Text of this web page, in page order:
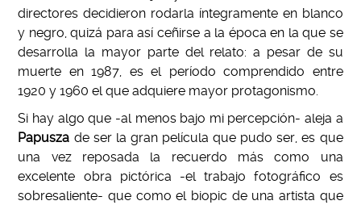
directores decidieron rodarla íntegramente en blanco
y negro, quizá para así ceñirse a la época en la que se
desarrolla la mayor parte del relato: a pesar de su
muerte en 1987, es el período comprendido entre
1920 y 1960 el que adquiere mayor protagonismo.
Si hay algo que -al menos bajo mi percepción- aleja a
Papusza de ser la gran película que pudo ser, es que
una vez reposada la recuerdo más como una
excelente obra pictórica -el trabajo fotográfico es
sobresaliente- que como el biopic de una artista que